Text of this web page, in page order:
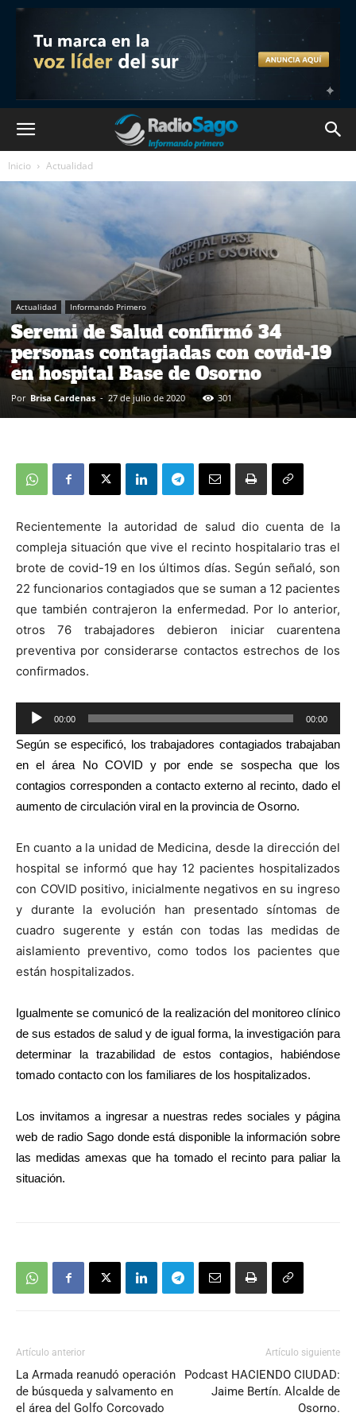
Inicio Actualidad
Actualidad Informando Primero
Seremi de Salud confirmó 34
personas contagiadas con covid-19
en hospital Base de Osorno
Por Brisa Cardenas - 27 de julio de 2020 301
Recientemente la autoridad de salud dio cuenta de la
compleja situación que vive el recinto hospitalario tras el
brote de covid-19 en los últimos días. Según señaló, son
22 funcionarios contagiados que se suman a 12 pacientes
que también contrajeron la enfermedad. Por lo anterior,
otros 76 trabajadores debieron iniciar cuarentena
preventiva por considerarse contactos estrechos de los
confirmados.
Reproductor
de
audio
00:00 00:00
Según se especificó, los trabajadores contagiados trabajaban
en el área No COVID y por ende se sospecha que los
contagios corresponden a contacto externo al recinto, dado el
aumento de circulación viral en la provincia de Osorno.
En cuanto a la unidad de Medicina, desde la dirección del
hospital se informó que hay 12 pacientes hospitalizados
con COVID positivo, inicialmente negativos en su ingreso
y durante la evolución han presentado síntomas de
cuadro sugerente y están con todas las medidas de
aislamiento preventivo, como todos los pacientes que
están hospitalizados.
Igualmente se comunicó de la realización del monitoreo clínico
de sus estados de salud y de igual forma, la investigación para
determinar la trazabilidad de estos contagios, habiéndose
tomado contacto con los familiares de los hospitalizados.
Los invitamos a ingresar a nuestras redes sociales y página
web de radio Sago donde está disponible la información sobre
las medidas amexas que ha tomado el recinto para paliar la
situación.
Artículo anterior
La Armada reanudó operación
de búsqueda y salvamento en
el área del Golfo Corcovado
Artículo siguiente
Podcast HACIENDO CIUDAD:
Jaime Bertín. Alcalde de
Osorno.